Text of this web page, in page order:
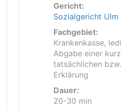
Gericht:
Sozialgericht Ulm
Fachgebiet:
Krankenkasse,
Abgabe einer
tatsächlichen
Erklärung
Dauer:
20-30 min